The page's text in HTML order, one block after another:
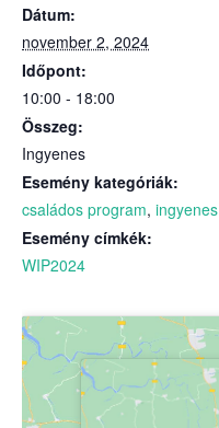
Dátum:
november 2, 2024
Időpont:
10:00 - 18:00
Összeg:
Ingyenes
Esemény kategóriák:
családos program, ingyenes
Esemény címkék:
WIP2024